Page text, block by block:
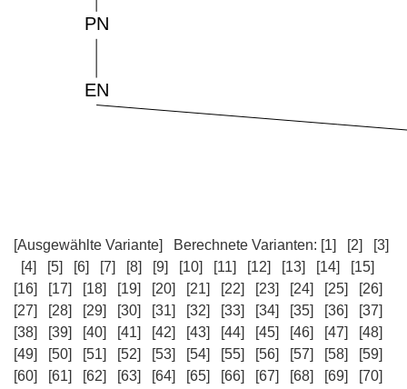
[Ausgewählte Variante] Berechnete Varianten: [1] [2]
[3]
[4]
[5] [6] [7] [8] [9] [10] [11] [12] [13] [14]
[15]
[16]
[17] [18] [19] [20] [21] [22] [23] [24] [25]
[26]
[27]
[28] [29] [30] [31] [32] [33] [34] [35] [36]
[37]
[38]
[39] [40] [41] [42] [43] [44] [45] [46] [47]
[48]
[49]
[50] [51] [52] [53] [54] [55] [56] [57] [58]
[59]
[60]
[61] [62] [63] [64] [65] [66] [67] [68] [69]
[70]